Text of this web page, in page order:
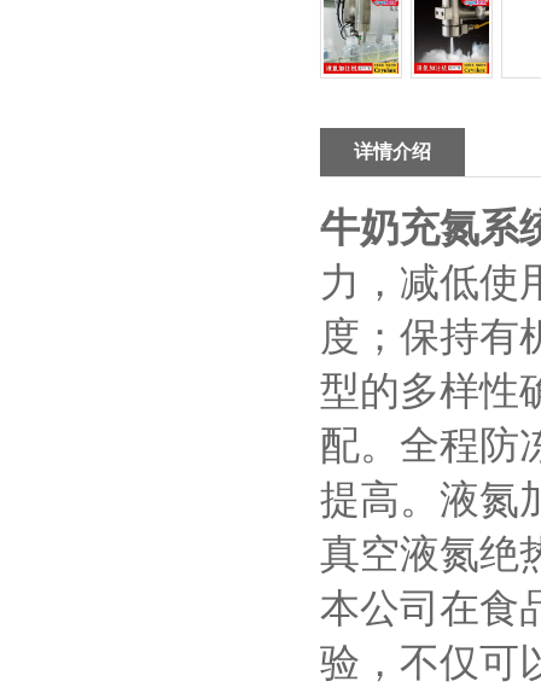
详情介绍
牛奶充氮系
力，减低使
度；保持有
型的多样性
配。全程防
提高。液氮
真空液氮绝
本公司在食
验，不仅可